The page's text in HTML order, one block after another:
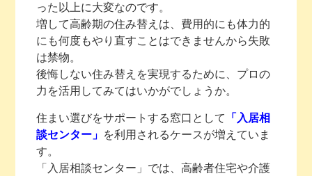
った以上に大変なのです。
増して高齢期の住み替えは、費用的にも体力的
にも何度もやり直すことはできませんから失敗
は禁物。
後悔しない住み替えを実現するために、プロの
力を活用してみてはいかがでしょうか。
住まい選びをサポートする窓口として
「入居相
談センター」 を利用されるケースが増えていま
す。
「入居相談センター」では、高齢者住宅や介護